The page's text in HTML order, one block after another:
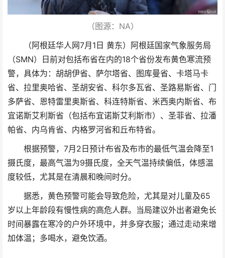
（图源：NA）
（阿根廷华人网7月1日 黄东）阿根廷国家气象服务局
（SMN）日前对包括布省在内的18个省份发布黄色寒流预
警，具体为：胡胡伊省、萨尔塔省、图库曼省、卡塔马卡
省、拉里奥哈省、圣胡安省、科尔多瓦省、圣路易斯省、门
多萨省、恩特雷里奥斯省、科连特斯省、米西奥内斯省、布
宜诺斯艾利斯省（包括布宜诺斯艾利斯市）、圣菲省、拉潘
帕省、内乌肯省、内格罗河省和丘布特省。
根据预警，7月2日预计布省及布市的最低气温会降至1
摄氏度，最高气温为9摄氏度，全天气温持续偏低，体感温
度较低，尤其是在清晨和晚间时分。
据悉，黄色预警可能会导致危险，尤其是对儿童及65
岁以上年龄段有慢性病的高危人群。当局建议外出者避免长
时间暴露在寒冷的户外环境中，并多穿衣服；通过走动来增
加体温；多喝水，避免饮酒。